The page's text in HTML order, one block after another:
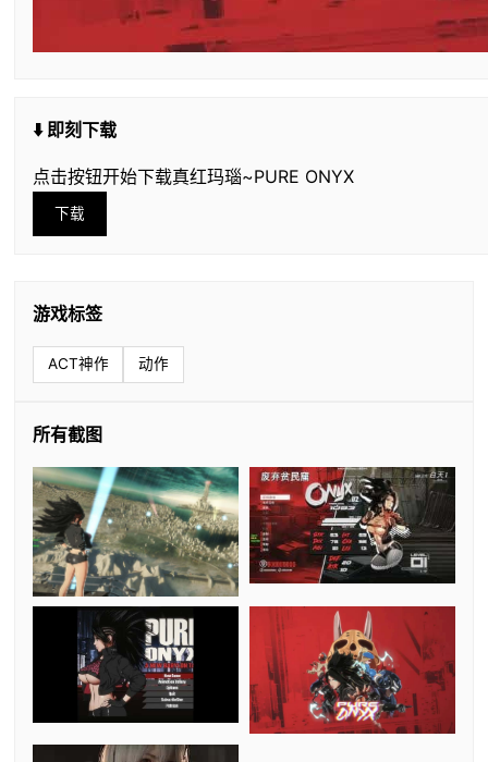
⬇️ 即刻下载
点击按钮开始下载真红玛瑙~PURE ONYX
下载
游戏标签
ACT神作 动作
所有截图